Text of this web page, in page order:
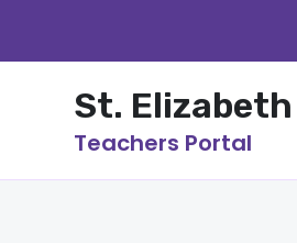
St.
Teachers Portal